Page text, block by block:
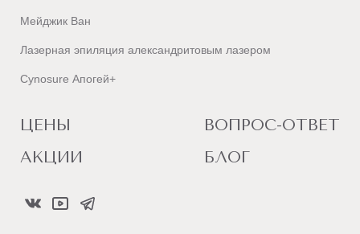
Мейджик Ван
Лазерная эпиляция александритовым лазером
Cynosure Апогей+
ЦЕНЫ
АКЦИИ
ВОПРОС-ОТВЕТ
БЛОГ